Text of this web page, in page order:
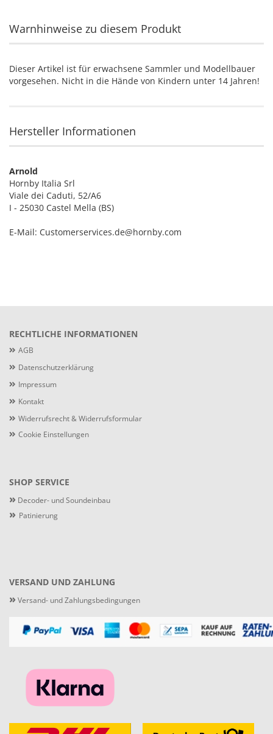
Warnhinweise zu diesem Produkt
Dieser Artikel ist für erwachsene Sammler und Modellbauer
vorgesehen. Nicht in die Hände von Kindern unter 14 Jahren!
Hersteller Informationen
Arnold
Hornby Italia Srl
Viale dei Caduti, 52/A6
I - 25030 Castel Mella (BS)
E-Mail: Customerservices.de@hornby.com
RECHTLICHE INFORMATIONEN
AGB
Datenschutzerklärung
Impressum
Kontakt
Widerrufsrecht & Widerrufsformular
Cookie Einstellungen
SHOP SERVICE
» Decoder- und Soundeinbau
» Patinierung
VERSAND UND ZAHLUNG
» Versand- und Zahlungsbedingungen